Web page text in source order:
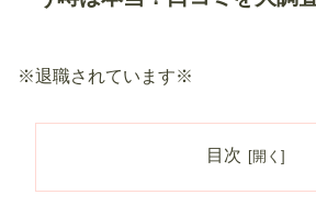
※退職されています※
目次